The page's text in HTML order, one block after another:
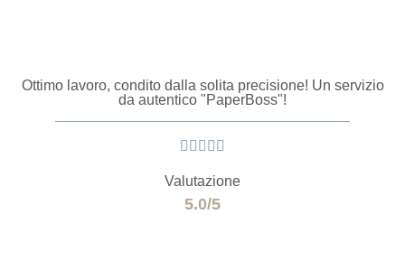
Ottimo lavoro, condito dalla solita precisione! Un servizio
da autentico "PaperBoss"!
    
Valutazione
5.0/5